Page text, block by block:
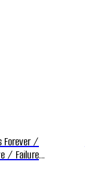
Forever /
/ Failure